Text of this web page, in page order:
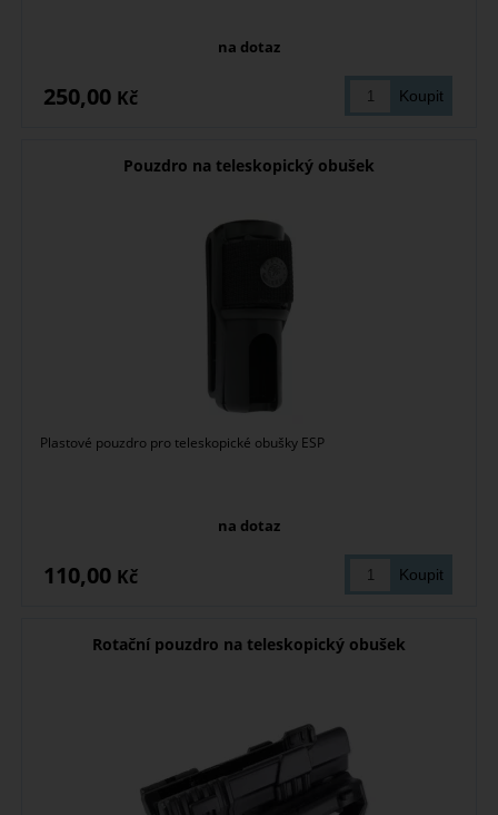
na dotaz
250,00 Kč
Pouzdro na teleskopický obušek
Plastové pouzdro pro teleskopické obušky ESP
na dotaz
110,00 Kč
Rotační pouzdro na teleskopický obušek